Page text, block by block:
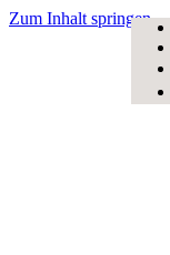
Zum Inhalt springen